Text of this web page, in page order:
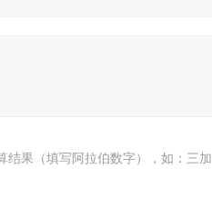
结果（填写阿拉伯数字），如：三加